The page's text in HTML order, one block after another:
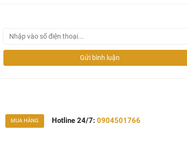
Gửi bình luận
MUA HÀNG Hotline 24/7:0904501766